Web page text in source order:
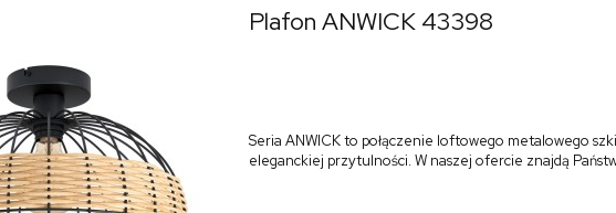
Plafon ANWICK 43398
Seria ANWICK to połączenie loftowego metalowego
eleganckiej przytulności. W naszej ofercie znajdą